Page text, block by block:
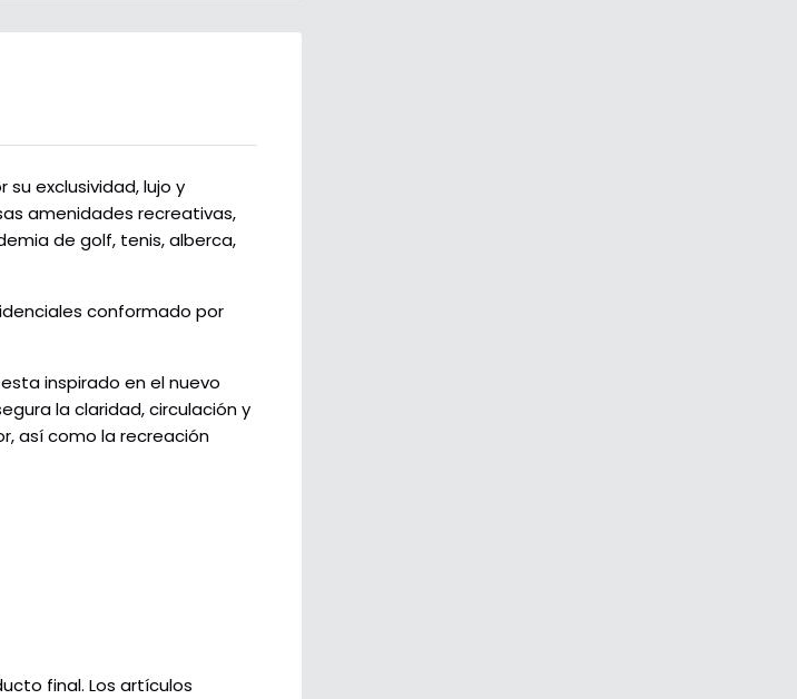
exclusividad, lujo y
amenidades recreativas,
de golf, tenis, alberca,
conformado por
inspirado en el nuevo
la claridad, circulación y
así como la recreación
final. Los artículos